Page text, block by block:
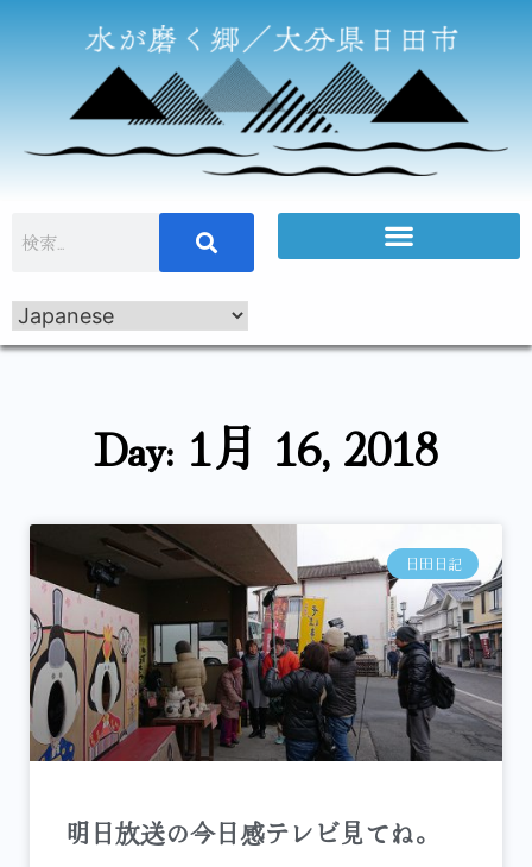
Day: 1月 16, 2018
日田日記
明日放送の今日感テレビ見てね。